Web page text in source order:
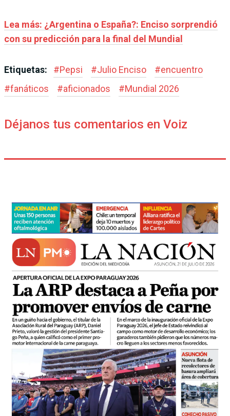
Lea más: ¿Argentina o España?: Enciso sorprendió
con su predicción para la final del Mundial
Etiquetas: #Pepsi #Julio Enciso #encuentro
#fanáticos #aficionados #Mundial 2026
Déjanos tus comentarios en Voiz